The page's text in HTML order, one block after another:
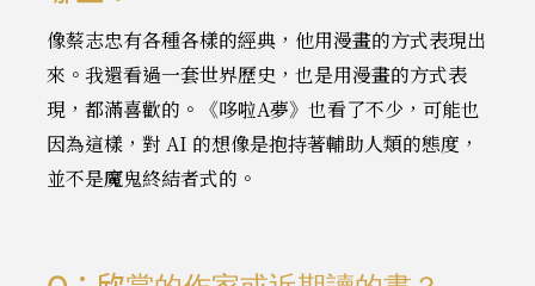
像蔡志忠有各種各樣的經典，他用漫畫的方式表現出
來。我還看過一套世界歷史，也是用漫畫的方式表
現，都滿喜歡的。《哆啦A夢》也看了不少，可能也
因為這樣，對 AI 的想像是抱持著輔助人類的態度，
並不是魔鬼終結者式的。